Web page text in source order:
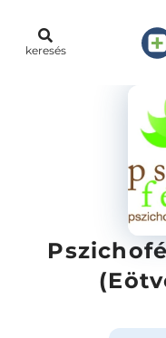
keresés